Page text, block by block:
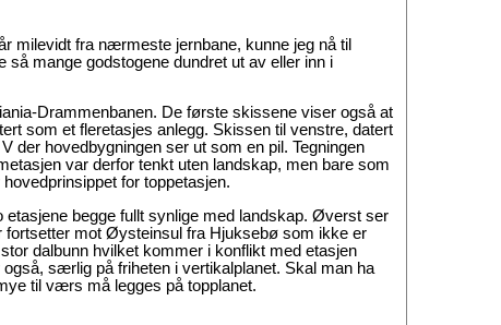
milevidt fra nærmeste jernbane, kunne jeg nå til
mange godstogene dundret ut av eller inn i
Drammenbanen. De første skissene viser også at
som et fleretasjes anlegg. Skissen til venstre, datert
der hovedbygningen ser ut som en pil. Tegningen
var derfor tenkt uten landskap, men bare som
for toppetasjen.
begge fullt synlige med landskap. Øverst ser
fortsetter mot Øysteinsul fra Hjuksebø som ikke er
dalbunn hvilket kommer i konflikt med etasjen
særlig på friheten i vertikalplanet. Skal man ha
til værs må legges på topplanet.